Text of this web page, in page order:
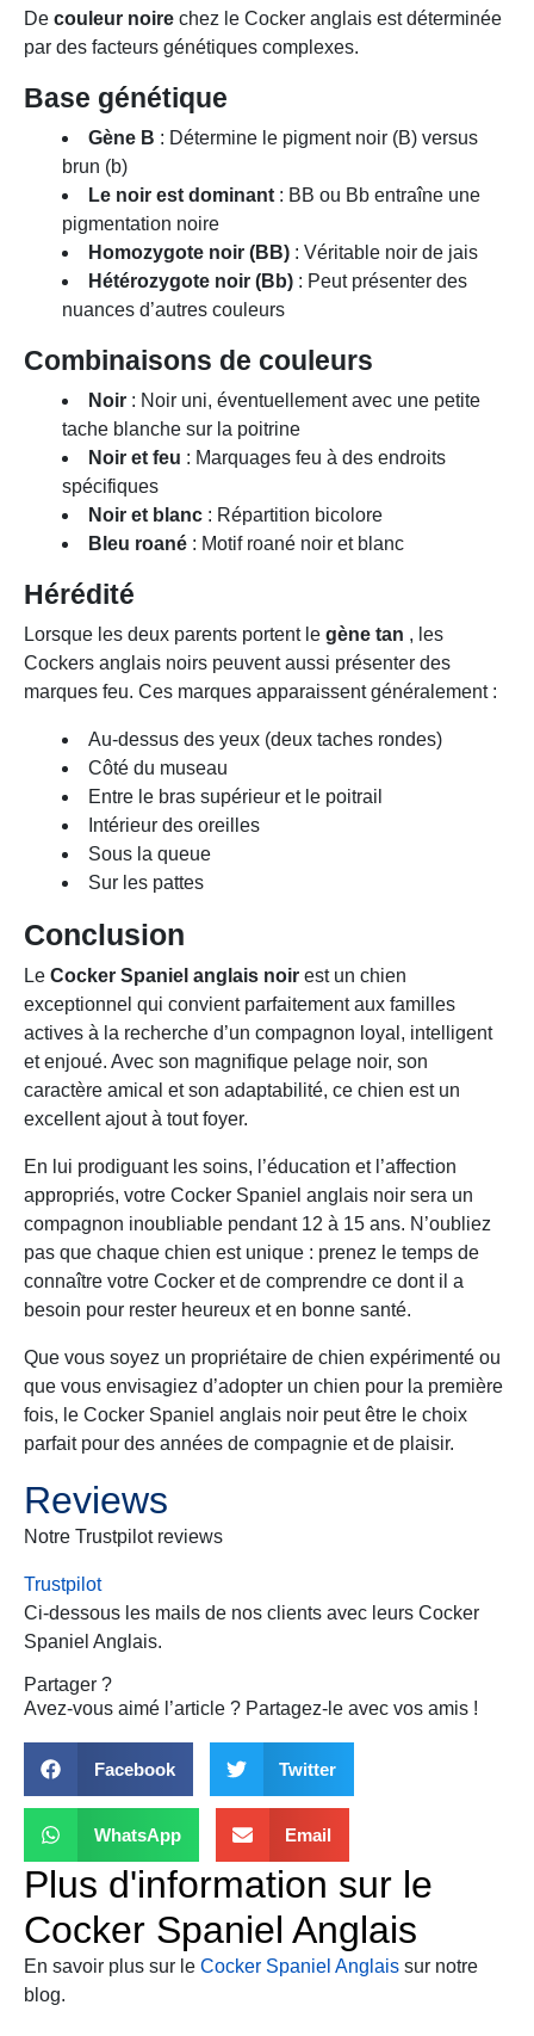
De couleur noire chez le Cocker anglais est déterminée
par des facteurs génétiques complexes.
Base génétique
Gène B : Détermine le pigment noir (B) versus
brun (b)
Le noir est dominant : BB ou Bb entraîne une
pigmentation noire
Homozygote noir (BB) : Véritable noir de jais
Hétérozygote noir (Bb) : Peut présenter des
nuances d’autres couleurs
Combinaisons de couleurs
Noir : Noir uni, éventuellement avec une petite
tache blanche sur la poitrine
Noir et feu : Marquages feu à des endroits
spécifiques
Noir et blanc : Répartition bicolore
Bleu roané : Motif roané noir et blanc
Hérédité
Lorsque les deux parents portent le gène tan , les
Cockers anglais noirs peuvent aussi présenter des
marques feu. Ces marques apparaissent généralement :
Au-dessus des yeux (deux taches rondes)
Côté du museau
Entre le bras supérieur et le poitrail
Intérieur des oreilles
Sous la queue
Sur les pattes
Conclusion
Le Cocker Spaniel anglais noir est un chien
exceptionnel qui convient parfaitement aux familles
actives à la recherche d’un compagnon loyal, intelligent
et enjoué. Avec son magnifique pelage noir, son
caractère amical et son adaptabilité, ce chien est un
excellent ajout à tout foyer.
En lui prodiguant les soins, l’éducation et l’affection
appropriés, votre Cocker Spaniel anglais noir sera un
compagnon inoubliable pendant 12 à 15 ans. N’oubliez
pas que chaque chien est unique : prenez le temps de
connaître votre Cocker et de comprendre ce dont il a
besoin pour rester heureux et en bonne santé.
Que vous soyez un propriétaire de chien expérimenté ou
que vous envisagiez d’adopter un chien pour la première
fois, le Cocker Spaniel anglais noir peut être le choix
parfait pour des années de compagnie et de plaisir.
Reviews
Notre Trustpilot reviews
Trustpilot
Ci-dessous les mails de nos clients avec leurs Cocker
Spaniel Anglais.
Partager ?
Avez-vous aimé l’article ? Partagez-le avec vos amis !
Facebook Twitter
WhatsApp Email
Plus d'information sur le
Cocker Spaniel Anglais
En savoir plus sur le Cocker Spaniel Anglais sur notre
blog.